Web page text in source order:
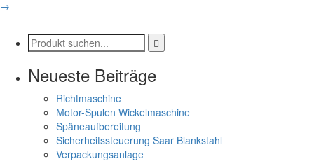
→
Neueste Beiträge
Richtmaschine
Motor-Spulen Wickelmaschine
Späneaufbereitung
Sicherheitssteuerung Saar Blankstahl
Verpackungsanlage